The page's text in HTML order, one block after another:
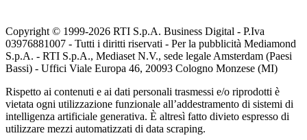
Copyright © 1999-2026 RTI S.p.A. Business Digital - P.Iva
03976881007 - Tutti i diritti riservati - Per la pubblicità Mediamond
S.p.A. - RTI S.p.A., Mediaset N.V., sede legale Amsterdam (Paesi
Bassi) - Uffici Viale Europa 46, 20093 Cologno Monzese (MI)
Rispetto ai contenuti e ai dati personali trasmessi e/o riprodotti è
vietata ogni utilizzazione funzionale all’addestramento di sistemi di
intelligenza artificiale generativa. È altresì fatto divieto espresso di
utilizzare mezzi automatizzati di data scraping.